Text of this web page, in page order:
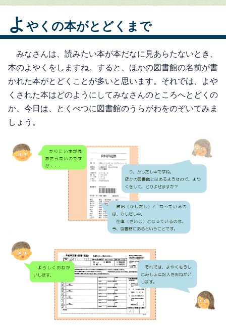
よ やくの本がとどくまで
みなさんは、読みたい本が本だなに見あらたないとき、
本のよやくをしますね。すると、ほかの図書館の名前が書
かれた本がとどくことが多いと思います。それでは、よや
くされた本はどのようにしてみなさんのところへとどくの
か、今日は、とくべつに図書館のうらがわをのぞいてみま
しょう。